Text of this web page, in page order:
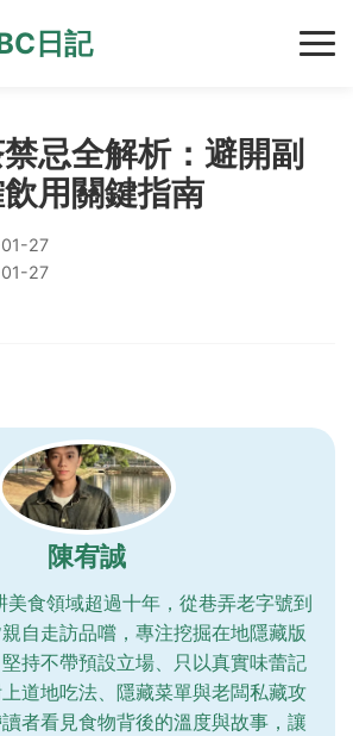
日記
忌全解析：避開副
用關鍵指南
27
27
陳宥誠
食領域超過十年，從巷弄老字號到
自走訪品嚐，專注挖掘在地隱藏版
持不帶預設立場、只以真實味蕾記
道地吃法、隱藏菜單與老闆私藏攻
者看見食物背後的溫度與故事，讓